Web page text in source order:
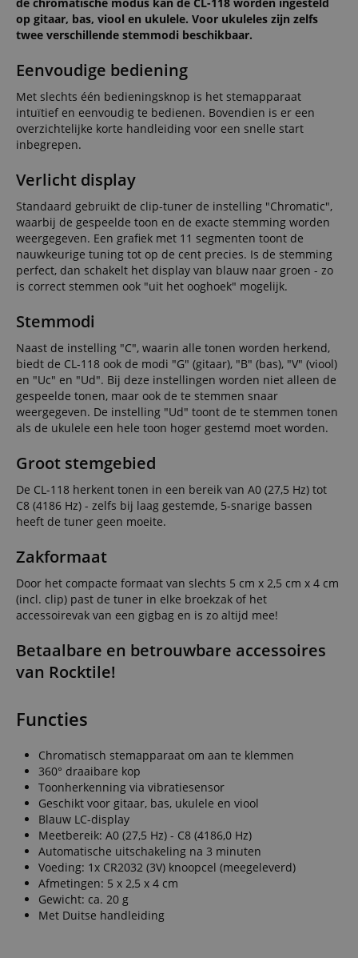
op gitaar, bas, viool en ukulele. Voor ukuleles zijn zelfs
twee verschillende stemmodi beschikbaar.
Eenvoudige bediening
Met slechts één bedieningsknop is het stemapparaat
intuïtief en eenvoudig te bedienen. Bovendien is er een
overzichtelijke korte handleiding voor een snelle start
inbegrepen.
Verlicht display
Standaard gebruikt de clip-tuner de instelling "Chromatic",
waarbij de gespeelde toon en de exacte stemming worden
weergegeven. Een grafiek met 11 segmenten toont de
nauwkeurige tuning tot op de cent precies. Is de stemming
perfect, dan schakelt het display van blauw naar groen - zo
is correct stemmen ook "uit het ooghoek" mogelijk.
Stemmodi
Naast de instelling "C", waarin alle tonen worden herkend,
biedt de CL-118 ook de modi "G" (gitaar), "B" (bas), "V" (viool)
en "Uc" en "Ud". Bij deze instellingen worden niet alleen de
gespeelde tonen, maar ook de te stemmen snaar
weergegeven. De instelling "Ud" toont de te stemmen tonen
als de ukulele een hele toon hoger gestemd moet worden.
Groot stemgebied
De CL-118 herkent tonen in een bereik van A0 (27,5 Hz) tot
C8 (4186 Hz) - zelfs bij laag gestemde, 5-snarige bassen
heeft de tuner geen moeite.
Zakformaat
Door het compacte formaat van slechts 5 cm x 2,5 cm x 4 cm
(incl. clip) past de tuner in elke broekzak of het
accessoirevak van een gigbag en is zo altijd mee!
Betaalbare en betrouwbare accessoires
van Rocktile!
Functies
Chromatisch stemapparaat om aan te klemmen
360° draaibare kop
Toonherkenning via vibratiesensor
Geschikt voor gitaar, bas, ukulele en viool
Blauw LC-display
Meetbereik: A0 (27,5 Hz) - C8 (4186,0 Hz)
Automatische uitschakeling na 3 minuten
Voeding: 1x CR2032 (3V) knoopcel (meegeleverd)
Afmetingen: 5 x 2,5 x 4 cm
Gewicht: ca. 20 g
Met Duitse handleiding